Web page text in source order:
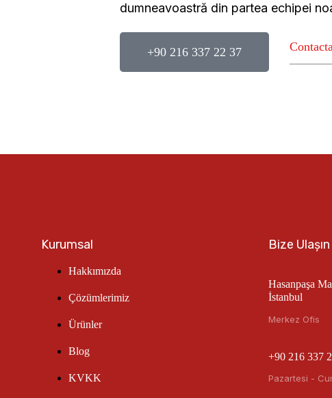
dumneavoastră din partea echipei
+90 216 337 22 37
Kurumsal
Hakkımızda
Çözümlerimiz
Ürünler
Blog
KVKK
Bize Ulaşın
Hasanpaşa
İstanbul
Merkez Ofis
+90 216 337
Pazartesi -